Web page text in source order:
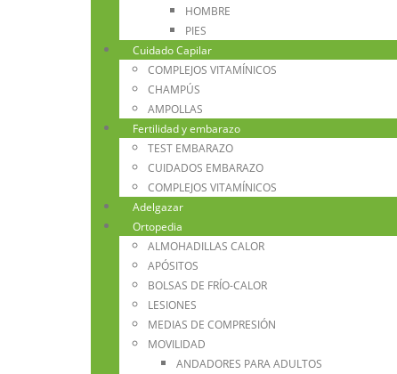
HOMBRE
PIES
Cuidado Capilar
COMPLEJOS VITAMÍNICOS
CHAMPÚS
AMPOLLAS
Fertilidad y embarazo
TEST EMBARAZO
CUIDADOS EMBARAZO
COMPLEJOS VITAMÍNICOS
Adelgazar
Ortopedia
ALMOHADILLAS CALOR
APÓSITOS
BOLSAS DE FRÍO-CALOR
LESIONES
MEDIAS DE COMPRESIÓN
MOVILIDAD
ANDADORES PARA ADULTOS